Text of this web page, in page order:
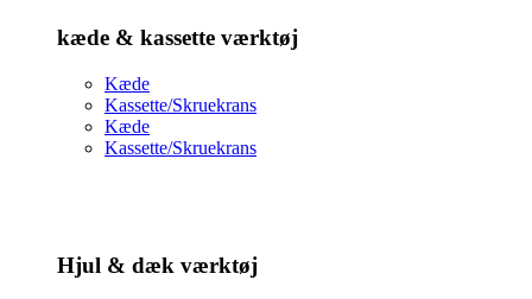
kæde & kassette værktøj
Kæde
Kassette/Skruekrans
Kæde
Kassette/Skruekrans
Hjul & dæk værktøj